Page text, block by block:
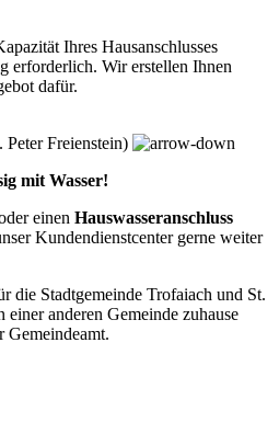
Ihres Hausanschlusses
erforderlich. Wir erstellen Ihnen
dafür.
Peter Freienstein)
mit Wasser!
einen Hauswasseranschluss
Kundendienstcenter gerne weiter
die Stadtgemeinde Trofaiach und St.
einer anderen Gemeinde zuhause
Gemeindeamt.